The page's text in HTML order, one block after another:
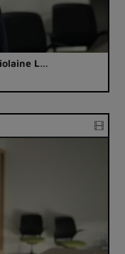
L…